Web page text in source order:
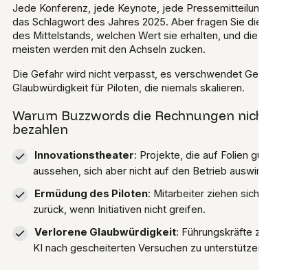
Jede Konferenz, jede Keynote, jede Pressemitteilung: KI ist
das Schlagwort des Jahres 2025. Aber fragen Sie die CEOs
des Mittelstands, welchen Wert sie erhalten, und die
meisten werden mit den Achseln zucken.
Die Gefahr wird nicht verpasst, es verschwendet Geld und
Glaubwürdigkeit für Piloten, die niemals skalieren.
Warum Buzzwords die Rechnungen nicht
bezahlen
Innovationstheater: Projekte, die auf Folien gut
aussehen, sich aber nicht auf den Betrieb auswirken.
Ermüdung des Piloten: Mitarbeiter ziehen sich
zurück, wenn Initiativen nicht greifen.
Verlorene Glaubwürdigkeit: Führungskräfte zögern,
KI nach gescheiterten Versuchen zu unterstützen.